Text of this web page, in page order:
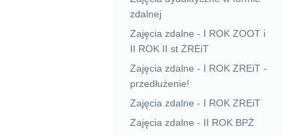
zdalnej
Zajęcia zdalne - I ROK ZOOT i
II ROK II st ZREiT
Zajęcia zdalne - I ROK ZREiT -
przedłużenie!
Zajęcia zdalne - I ROK ZREiT
Zajęcia zdalne - II ROK BPŻ